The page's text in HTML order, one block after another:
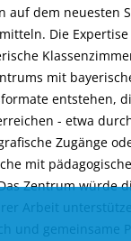
auf dem neuesten
Die
mit
entstehen,
- etwa
Zugänge
mit
Zentrum würde
Arbeit
und gemeinsame